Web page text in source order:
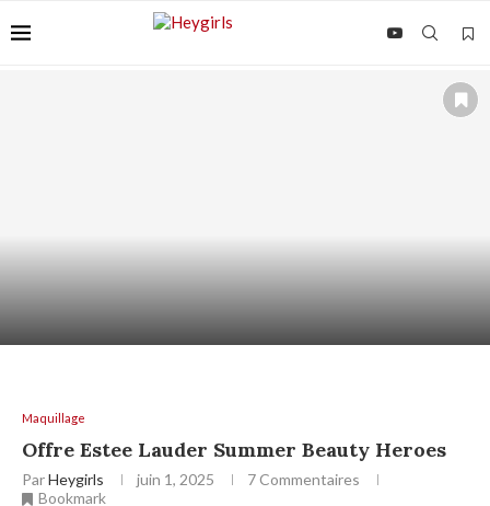
Maquillage
Offre Estee Lauder Summer Beauty Heroes
ParHeygirls juin 1, 2025
7 Commentaires
Bookmark